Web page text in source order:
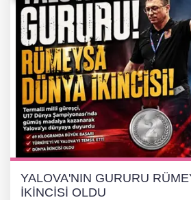
YALOVA'NIN GURURU
İKİNCİSİ OLDU